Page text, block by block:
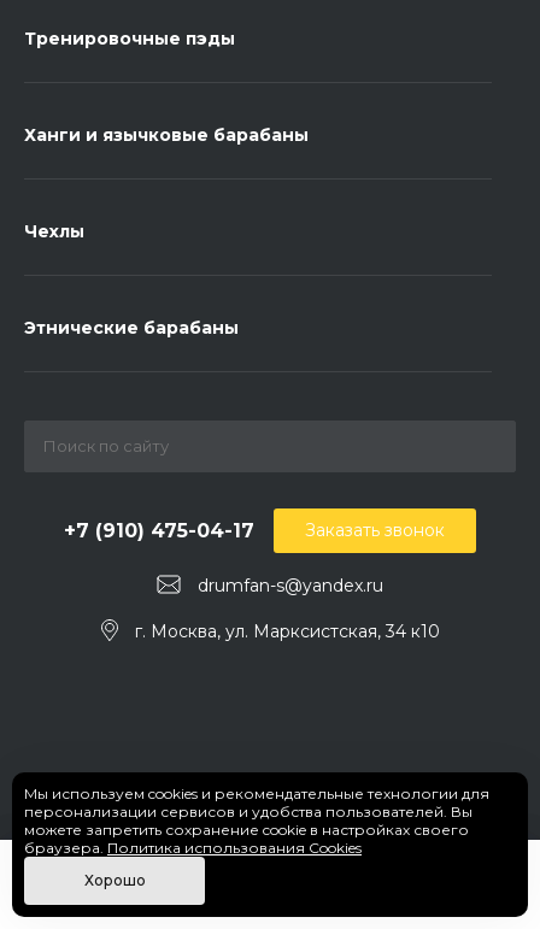
Тренировочные пэды
Ханги и язычковые барабаны
Чехлы
Этнические барабаны
+7 (910) 475-04-17
drumfan-s@yandex.ru
Заказать звонок
г. Москва, ул. Марксистская, 34 к10
© 2026 DrumFan, Все права защищены.
Политика конфиденциальности
Мы используем cookies и рекомендательные технологии для
персонализации сервисов и удобства пользователей. Вы
можете запретить сохранение cookie в настройках своего
браузера. Политика использования Cookies
Хорошо